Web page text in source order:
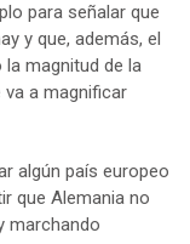
para señalar que
y que, además, el
magnitud de la
a magnificar
algún país europeo
que Alemania no
marchando